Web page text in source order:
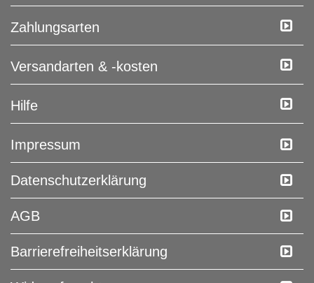
Zahlungsarten
Versandarten & -kosten
Hilfe
Impressum
Daten­schutz­erklärung
AGB
Barrierefreiheitserklärung